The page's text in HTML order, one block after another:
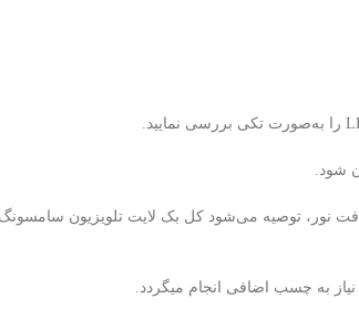
به چسب اضافی انجام میگردد.